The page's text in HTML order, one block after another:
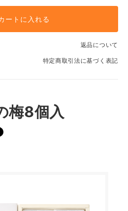
ートに入れる
返品について
特定商取引法に基づく表記
梅8個入